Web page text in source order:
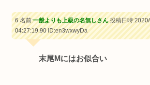
6 名前:一般よりも上級の名無しさん投稿日時
04:27:19.90ID:en3wxwyDa
末尾Mにはお似合い